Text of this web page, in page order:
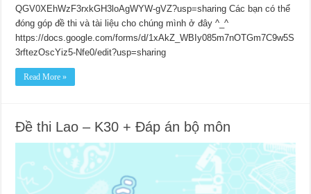
QGV0XEhWzF3rxkGH3loAgWYW-gVZ?usp=sharing Các bạn có thể
đóng góp đề thi và tài liệu cho chúng mình ở đây ^_^
https://docs.google.com/forms/d/1xAkZ_WBIy085m7nOTGm7C9w5S
3rftezOscYiz5-Nfe0/edit?usp=sharing
Read More »
Đề thi Lao – K30 + Đáp án bộ môn